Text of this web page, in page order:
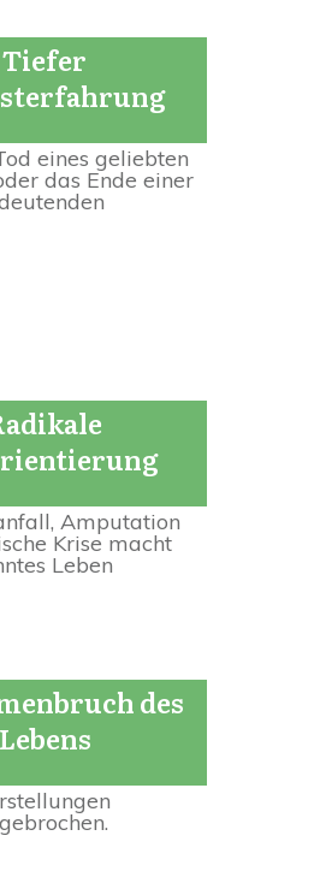
Tiefer
sterfahrung
eines geliebten
das Ende einer
Amputation
Krise macht
Leben
des
Lebens